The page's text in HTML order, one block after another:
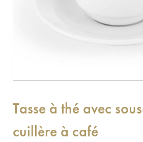
Tasse à thé avec
cuillère à café